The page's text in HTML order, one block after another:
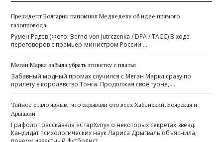
Президент Болгарии напомнил Медведеву об идее прямого
газопровода
Румен Радев (Фото: Bernd von Jutrczenka / DPA / ТАСС) В ходе
переговоров с премьер-министром России …
Меган Маркл забыла убрать этикетку с платья
Забавный модный промах случился с Меган Маркл сразу по
прилёту в королевство Тонга. Продолжая свое турне, …
Тайное стало явным: что скрывали ото всех Хабенский, Боярская и
Аршавин
Графолог рассказала «СтарХиту» о некоторых секретах звезд.
Кандидат психологических наук Лариса Дрыгваль объяснила,